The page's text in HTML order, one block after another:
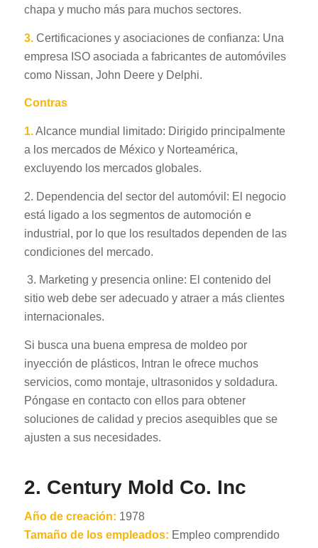
chapa y mucho más para muchos sectores.
3.Certificaciones y asociaciones de confianza: Una
empresa ISO asociada a fabricantes de automóviles
como Nissan, John Deere y Delphi.
Contras
1.Alcance mundial limitado: Dirigido principalmente
a los mercados de México y Norteamérica,
excluyendo los mercados globales.
2. Dependencia del sector del automóvil: El negocio
está ligado a los segmentos de automoción e
industrial, por lo que los resultados dependen de las
condiciones del mercado.
3. Marketing y presencia online: El contenido del
sitio web debe ser adecuado y atraer a más clientes
internacionales.
Si busca una buena empresa de moldeo por
inyección de plásticos, Intran le ofrece muchos
servicios, como montaje, ultrasonidos y soldadura.
Póngase en contacto con ellos para obtener
soluciones de calidad y precios asequibles que se
ajusten a sus necesidades.
2. Century Mold Co. Inc
Año de creación: 1978
Tamaño de los empleados: Empleo comprendido